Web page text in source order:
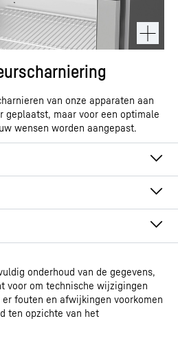
van onze apparaten aan
geplaatst, maar voor een optimale
wensen worden aangepast.
Kastmodel koeler
onderhoud van de gegevens,
voor om technische wijzigingen
fouten en afwijkingen voorkomen
ten opzichte van het